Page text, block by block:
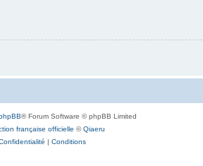
® Forum Software © phpBB Limited
française officielle ©Qiaeru
| Conditions